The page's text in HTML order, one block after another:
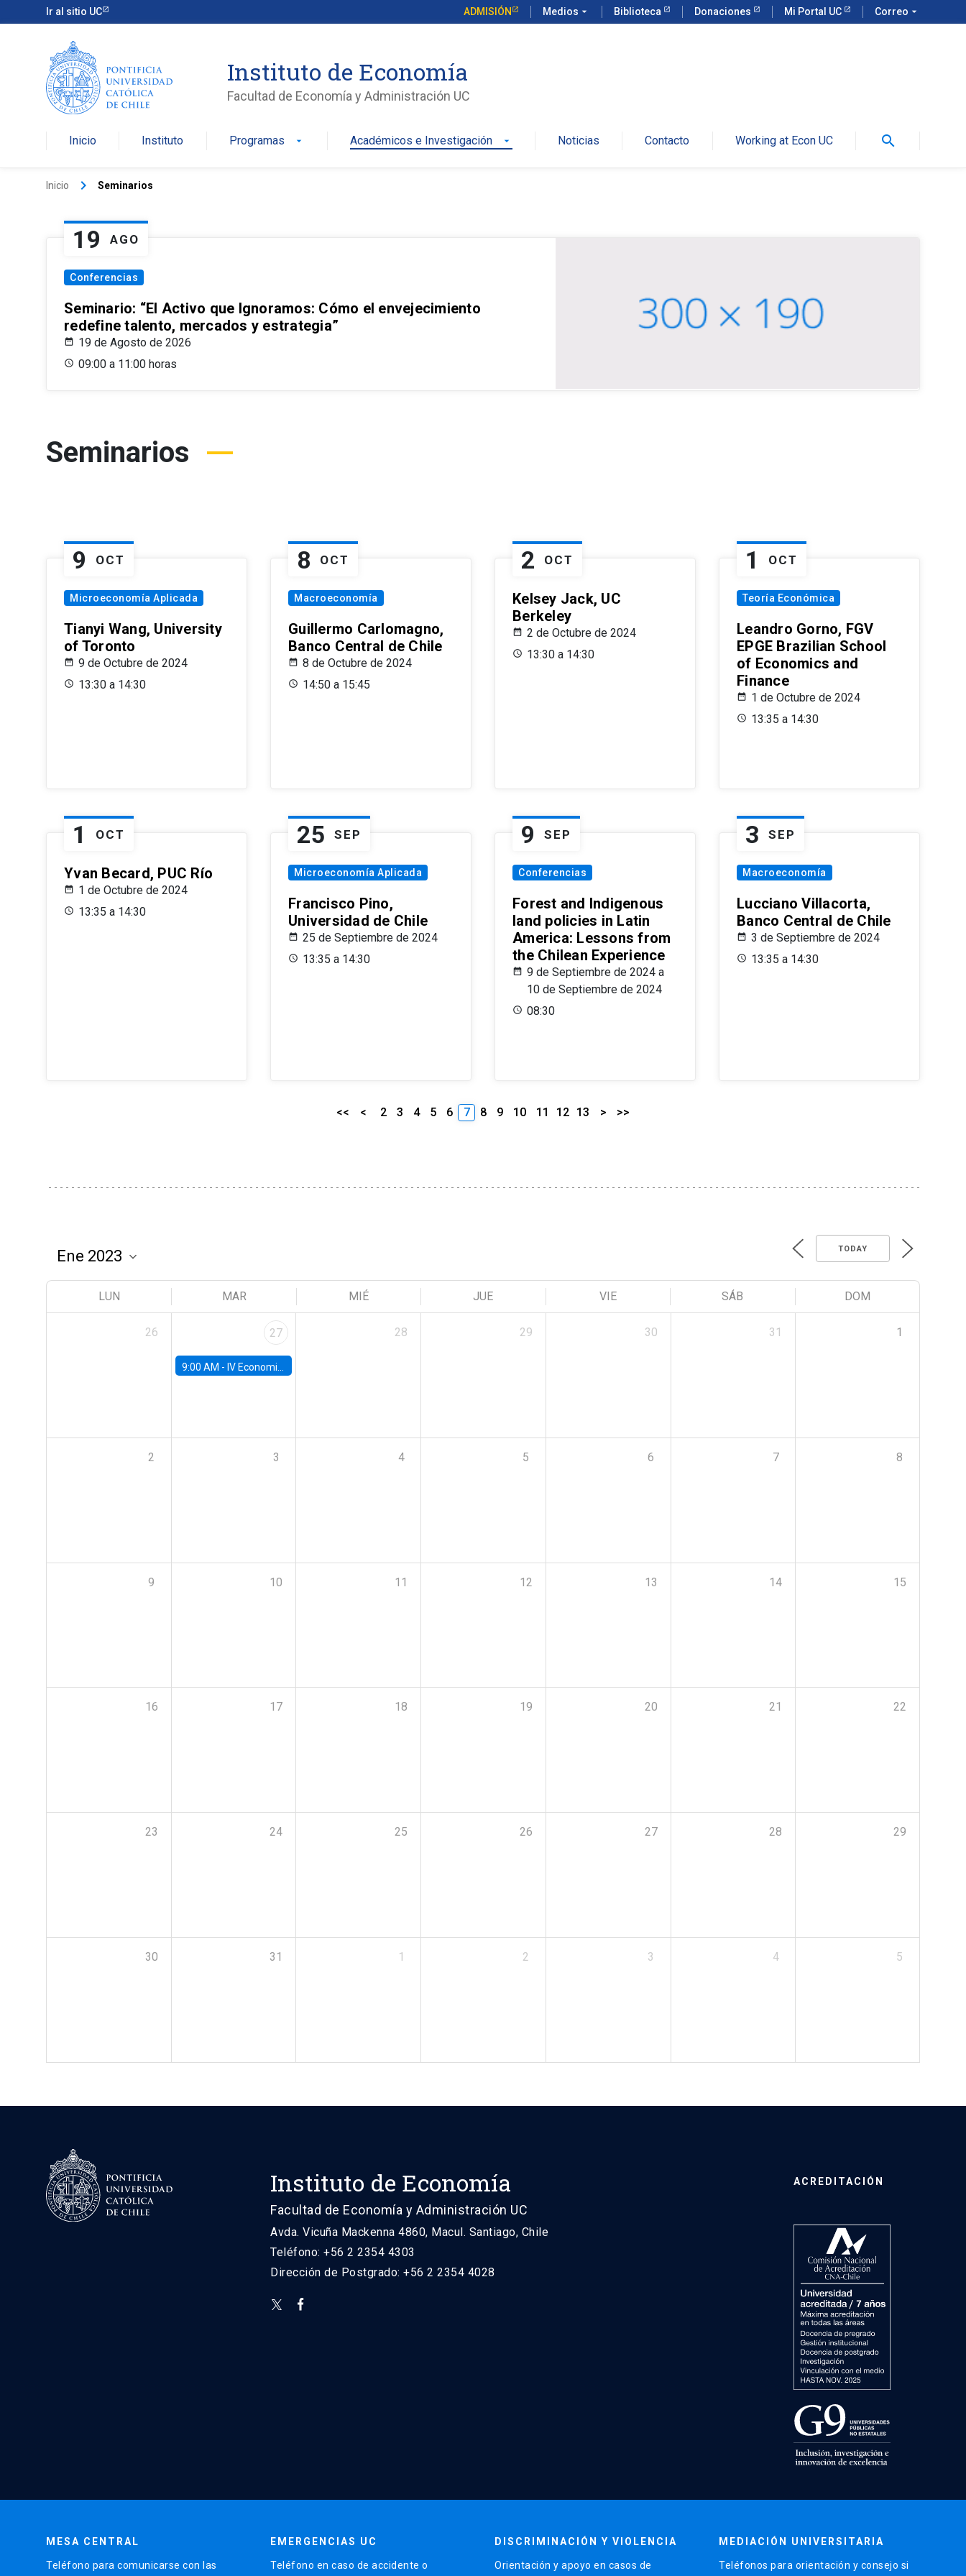
Ir al sitio UC ADMISIÓN Medios arrow_drop_down Biblioteca Donaciones Mi Portal UC Correo arrow_drop_down
Instituto de Economía
Facultad de Economía y Administración UC
Inicio Instituto Programas arrow_drop_down Académicos e Investigación arrow_drop_down Noticias Contacto Working at Econ UC search
Inicio keyboard_arrow_right Seminarios
19 AGO
Conferencias
Seminario: “El Activo que Ignoramos: Cómo el envejecimiento
redefine talento, mercados y estrategia”
19 de Agosto de 2026
09:00 a 11:00 horas
Seminarios
9 OCT
Microeconomía Aplicada
Tianyi Wang, University
of Toronto
9 de Octubre de 2024
13:30 a 14:30
8 OCT
Macroeconomía
Guillermo Carlomagno,
Banco Central de Chile
8 de Octubre de 2024
14:50 a 15:45
2 OCT
Kelsey Jack, UC
Berkeley
2 de Octubre de 2024
13:30 a 14:30
1 OCT
Teoría Económica
Leandro Gorno, FGV
EPGE Brazilian School
of Economics and
Finance
1 de Octubre de 2024
13:35 a 14:30
1 OCT
Yvan Becard, PUC Río
1 de Octubre de 2024
13:35 a 14:30
25 SEP
Microeconomía Aplicada
Francisco Pino,
Universidad de Chile
25 de Septiembre de 2024
13:35 a 14:30
9 SEP
Conferencias
Forest and Indigenous
land policies in Latin
America: Lessons from
the Chilean Experience
9 de Septiembre de 2024 a
10 de Septiembre de 2024
08:30
3 SEP
Macroeconomía
Lucciano Villacorta,
Banco Central de Chile
3 de Septiembre de 2024
13:35 a 14:30
<< < 2 3 4 5 6 7 8 9 10 11 12 13 > >>
TODAY
LUN MAR MIÉ JUE VIE SÁB DOM
26 27
9:00 AM - IV Economics Alumni Workshop
28 29 30 31 1
2 3 4 5 6 7 8
9 10 11 12 13 14 15
16 17 18 19 20 21 22
23 24 25 26 27 28 29
30 31 1 2 3 4 5
Instituto de Economía
Facultad de Economía y Administración UC
Avda. Vicuña Mackenna 4860, Macul. Santiago, Chile
Teléfono: +56 2 2354 4303
Dirección de Postgrado: +56 2 2354 4028
ACREDITACIÓN
MESA CENTRAL
Teléfono para comunicarse con las
EMERGENCIAS UC
Teléfono en caso de accidente o
DISCRIMINACIÓN Y VIOLENCIA
Orientación y apoyo en casos de
MEDIACIÓN UNIVERSITARIA
Teléfonos para orientación y consejo si